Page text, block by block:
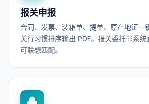
报关申报
合同、发票、装箱单、提单、原产地证一
关行习惯排序输出 PDF。报关委托书系统
可联想匹配。